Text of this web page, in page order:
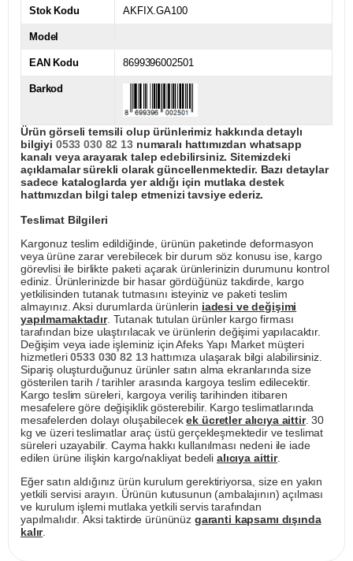
Stok Kodu AKFIX.GA100
Model
EAN Kodu 8699396002501
Barkod
Ürün görseli temsili olup ürünlerimiz hakkında detaylı
bilgiyi 0533 030 82 13numaralı hattımızdan whatsapp
kanalı veya arayarak talep edebilirsiniz. Sitemizdeki
açıklamalar sürekli olarak güncellenmektedir. Bazı detaylar
sadece kataloglarda yer aldığı için mutlaka destek
hattımızdan bilgi talep etmenizi tavsiye ederiz.
Teslimat Bilgileri
Kargonuz teslim edildiğinde, ürünün paketinde deformasyon
veya ürüne zarar verebilecek bir durum söz konusu ise, kargo
görevlisi ile birlikte paketi açarak ürünlerinizin durumunu kontrol
ediniz. Ürünlerinizde bir hasar gördüğünüz takdirde, kargo
yetkilisinden tutanak tutmasını isteyiniz ve paketi teslim
almayınız. Aksi durumlarda ürünlerin iadesi ve değişimi
yapılmamaktadır. Tutanak tutulan ürünler kargo firması
tarafından bize ulaştırılacak ve ürünlerin değişimi yapılacaktır.
Değişim veya iade işleminiz için Afeks Yapı Market müşteri
hizmetleri0533 030 82 13hattımıza ulaşarak bilgi alabilirsiniz.
Sipariş oluşturduğunuz ürünler satın alma ekranlarında size
gösterilen tarih / tarihler arasında kargoya teslim edilecektir.
Kargo teslim süreleri, kargoya veriliş tarihinden itibaren
mesafelere göre değişiklik gösterebilir. Kargo teslimatlarında
mesafelerden dolayı oluşabilecekek ücretler alıcıya aittir. 30
kg ve üzeri teslimatlar araç üstü gerçekleşmektedir ve teslimat
süreleri uzayabilir. Cayma hakkı kullanılması nedeni ile iade
edilen ürüne ilişkin kargo/nakliyat bedeli alıcıya aittir.
Eğer satın aldığınız ürün kurulum gerektiriyorsa, size en yakın
yetkili servisi arayın. Ürünün kutusunun (ambalajının) açılması
ve kurulum işlemi mutlaka yetkili servis tarafından
yapılmalıdır. Aksi taktirde ürününüz garanti kapsamı dışında
kalır.